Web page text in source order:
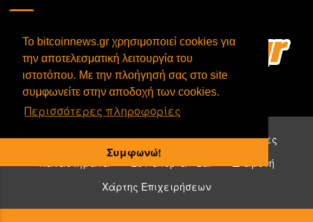
To bitcoinnews.gr χρησιμοποιεί cookies για
την αποτελεσματική λειτουργία του
ιστοτόπου. Με την πλοήγησή σας στο site
συμφωνείτε στην αποδοχή των cookies.
Περισσότερες πληροφορίες
Συμφωνώ!
Επιχειρήσεις που δέχονται bitcoin:
Υπηρεσίες
Καταστήματα
Εστιατόρια - Bar
Διαμονή
Χάρτης Επιχειρήσεων